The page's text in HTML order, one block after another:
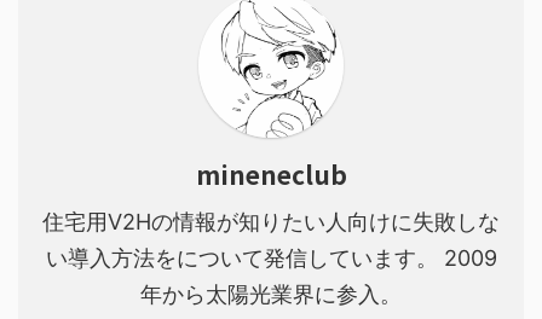
mineneclub
住宅用V2Hの情報が知りたい人向けに失敗しな
い導入方法をについて発信しています。 2009
年から太陽光業界に参入。